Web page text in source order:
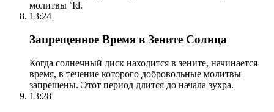
молитвы ʿĪd.
13:24
Запрещенное Время в Зените Солнца
Когда солнечный диск находится в зените, начинается
время, в течение которого добровольные молитвы
запрещены. Этот период длится до начала зухра.
13:28